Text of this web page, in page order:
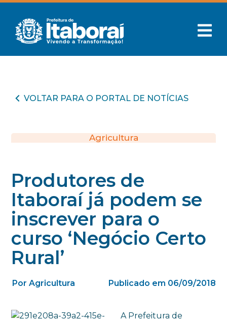
VOLTAR PARA O PORTAL DE NOTÍCIAS
Agricultura
Produtores de
Itaboraí já podem se
inscrever para o
curso ‘Negócio Certo
Rural’
Por Agricultura Publicado em 06/09/2018
A Prefeitura de